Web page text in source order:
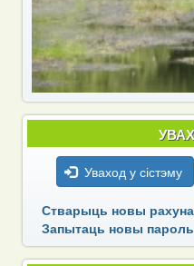
Уваход у сістэму
Стварыць новы
Запытаць новы пароль